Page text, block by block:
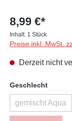
8,99 €*
Inhalt: 1 Stück
Preise inkl. MwSt.
Derzeit nicht
Geschlecht
gemischt Aqua
(Diese